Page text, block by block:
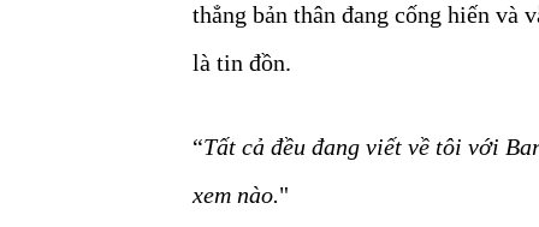
thẳng bản thân đang cống hiến
là tin đồn.
“Tất cả đều đang viết về tôi với
xem nào."